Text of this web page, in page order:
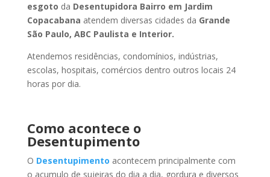
esgoto da Desentupidora Bairro em Jardim
Copacabana atendem diversas cidades da Grande
São Paulo, ABC Paulista e Interior.
Atendemos residências, condomínios, indústrias,
escolas, hospitais, comércios dentro outros locais 24
horas por dia.
Como acontece o
Desentupimento
O Desentupimento acontecem principalmente com
o acumulo de sujeiras do dia a dia, gordura e diversos